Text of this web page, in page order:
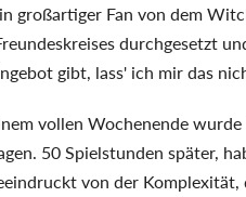
großartiger Fan von dem
durchgesetzt
gibt, lass' ich mir das
vollen Wochenende
50 Spielstunden später,
von der Komplexität,